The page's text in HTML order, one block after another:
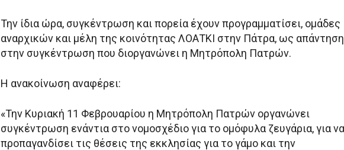
Την ίδια ώρα, συγκέντρωση και πορεία έχουν προγραμματίσει, ομάδες
αναρχικών και μέλη της κοινότητας ΛΟΑΤΚΙ στην Πάτρα, ως απάντηση
στην συγκέντρωση που διοργανώνει η Μητρόπολη Πατρών.
Η ανακοίνωση αναφέρει:
«Την Κυριακή 11 Φεβρουαρίου η Μητρόπολη Πατρών οργανώνει
συγκέντρωση ενάντια στο νομοσχέδιο για το ομόφυλα ζευγάρια, για να
προπαγανδίσει τις θέσεις της εκκλησίας για το γάμο και την